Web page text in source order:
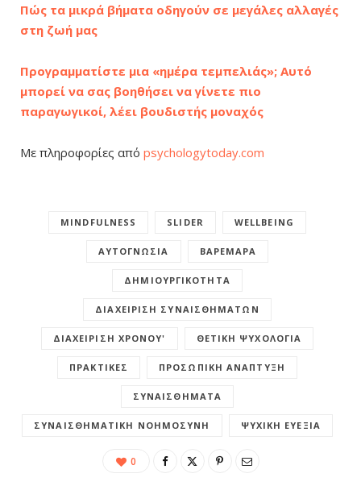
Πώς τα μικρά βήματα οδηγούν σε μεγάλες αλλαγές
στη ζωή μας
Προγραμματίστε μια «ημέρα τεμπελιάς»; Αυτό
μπορεί να σας βοηθήσει να γίνετε πιο
παραγωγικοί, λέει βουδιστής μοναχός
Με πληροφορίες από psychologytoday.com
MINDFULNESS SLIDER WELLBEING
ΑΥΤΟΓΝΩΣΊΑ ΒΑΡΕΜΆΡΑ
ΔΗΜΙΟΥΡΓΙΚΌΤΗΤΑ
ΔΙΑΧΕΊΡΙΣΗ ΣΥΝΑΙΣΘΗΜΆΤΩΝ
ΔΙΑΧΕΊΡΙΣΗ ΧΡΌΝΟΥ' ΘΕΤΙΚΉ ΨΥΧΟΛΟΓΊΑ
ΠΡΑΚΤΙΚΈΣ ΠΡΟΣΩΠΙΚΉ ΑΝΆΠΤΥΞΗ
ΣΥΝΑΙΣΘΉΜΑΤΑ
ΣΥΝΑΙΣΘΗΜΑΤΙΚΉ ΝΟΗΜΟΣΎΝΗ ΨΥΧΙΚΉ ΕΥΕΞΊΑ
0